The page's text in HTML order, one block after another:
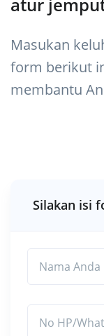
atur
Masukan
form berikut
membantu
Silakan isi